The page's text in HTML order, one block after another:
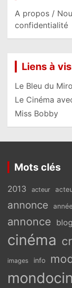
A propos /
confidentialité
Liens à
Le Bleu du
Le Cinéma
Miss Bobby
Mots clés
2013 acteur
annonce année
annonce blog
cinéma
images info